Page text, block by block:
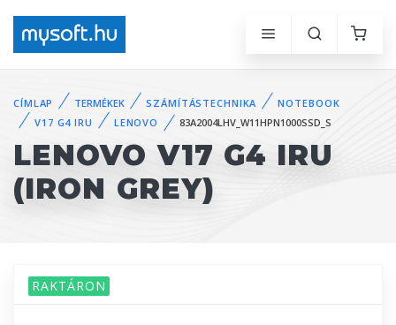
CÍMLAP TERMÉKEK SZÁMÍTÁSTECHNIKA
NOTEBOOK
V17 G4 IRU
LENOVO 83A2004LHV_W11HPN1000SSD_S
LENOVO V17 G4 IRU
(IRON GREY)
RAKTÁRON